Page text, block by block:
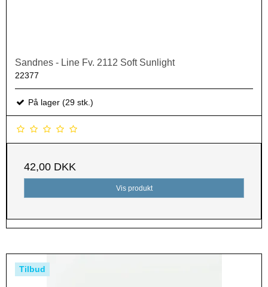
Sandnes - Line Fv. 2112 Soft Sunlight
22377
På lager (29 stk.)
42,00 DKK
Vis produkt
Tilbud